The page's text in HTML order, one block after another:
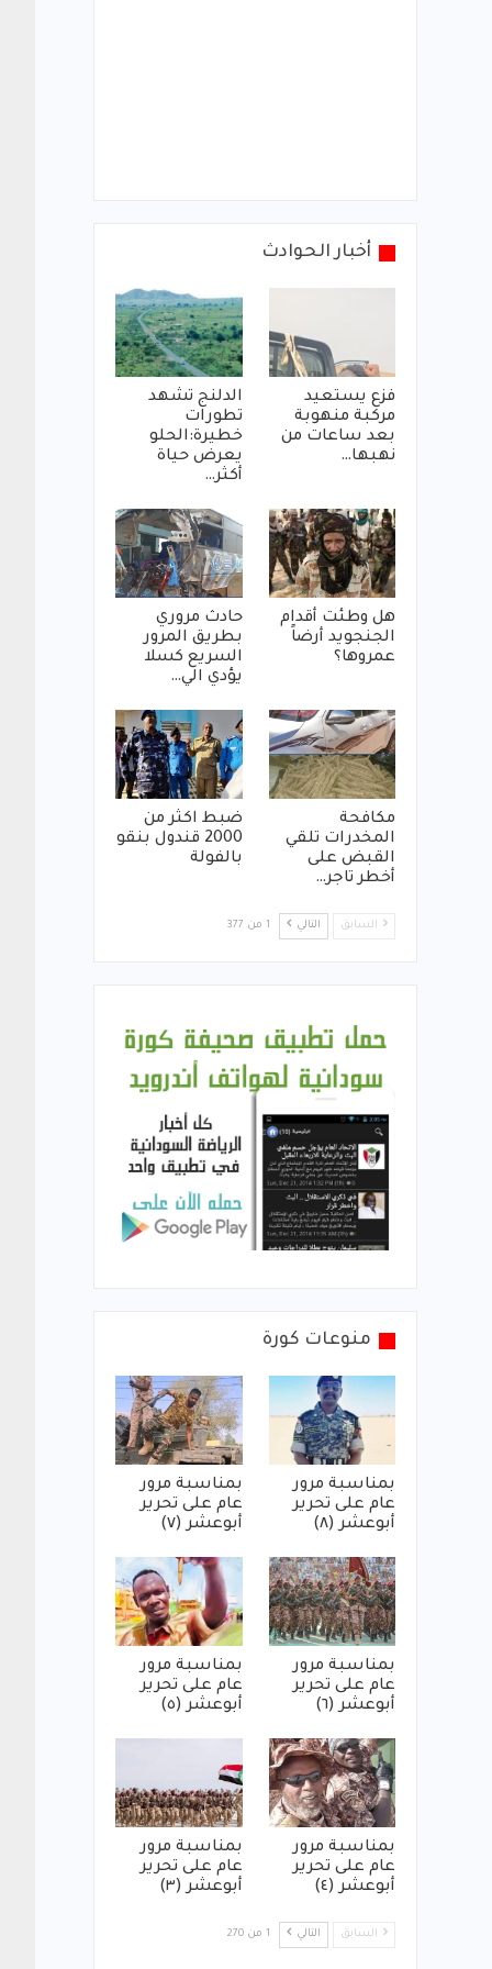
أخبار الحوادث
فزع يستعيد
مركبة منهوبة
بعد ساعات من
نهبها…
الدلنج تشهد
تطورات
خطيرة:الحلو
يعرض حياة
أكثر…
هل وطئت أقدام
الجنجويد أرضاً
عمروها؟
حادث مروري
بطريق المرور
السريع كسلا
يؤدي الي…
مكافحة
المخدرات تلقي
القبض على
أخطر تاجر…
ضبط اكثر من
2000 قندول بنقو
بالفولة
السابق التالي 1 من 377
منوعات كورة
بمناسبة مرور
عام على تحرير
أبوعشر (٨)
بمناسبة مرور
عام على تحرير
أبوعشر (٧)
بمناسبة مرور
عام على تحرير
أبوعشر (٦)
بمناسبة مرور
عام على تحرير
أبوعشر (٥)
بمناسبة مرور
عام على تحرير
أبوعشر (٤)
بمناسبة مرور
عام على تحرير
أبوعشر (٣)
السابق التالي 1 من 270